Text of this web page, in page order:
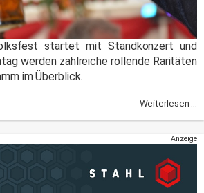
startet mit Standkonzert und
werden zahlreiche rollende Raritäten
im Überblick.
Weiterlesen ...
Anzeige